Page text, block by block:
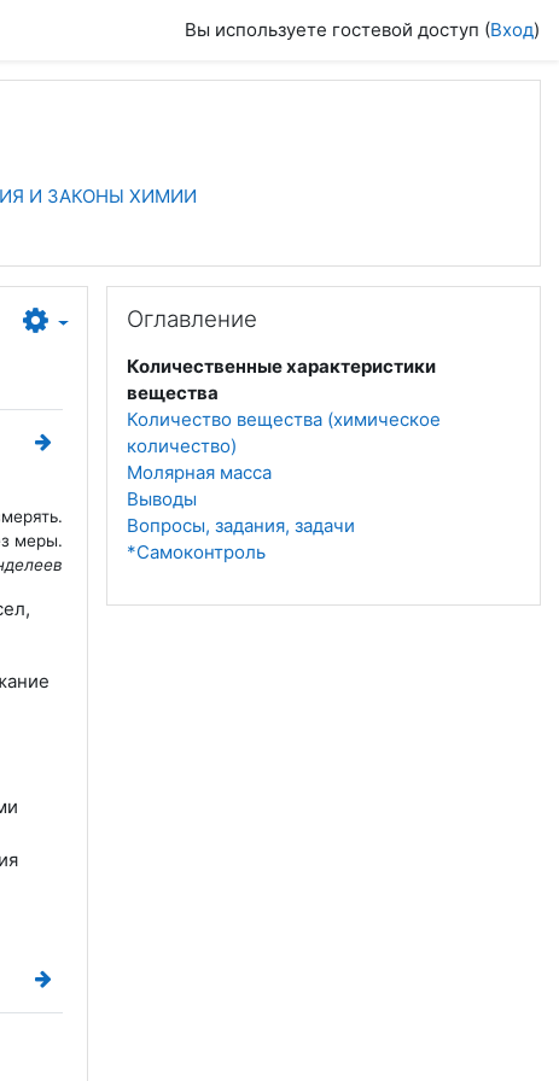
Вы используете гостевой доступ (Вход)
И ЗАКОНЫ ХИМИИ
меры.
Оглавление
Количественные характеристики
вещества
Количество вещества (химическое
количество)
Молярная масса
Выводы
Вопросы, задания, задачи
*Самоконтроль